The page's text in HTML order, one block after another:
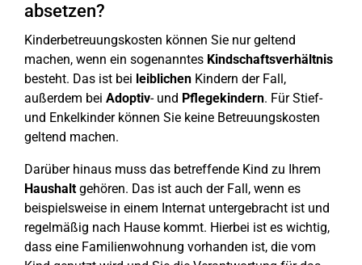
absetzen?
Kinderbetreuungskosten können Sie nur geltend
machen, wenn ein sogenanntes Kindschaftsverhältnis
besteht. Das ist bei leiblichen Kindern der Fall,
außerdem bei Adoptiv- und Pflegekindern. Für Stief-
und Enkelkinder können Sie keine Betreuungskosten
geltend machen.
Darüber hinaus muss das betreffende Kind zu Ihrem
Haushaltgehören. Das ist auch der Fall, wenn es
beispielsweise in einem Internat untergebracht ist und
regelmäßig nach Hause kommt. Hierbei ist es wichtig,
dass eine Familienwohnung vorhanden ist, die vom